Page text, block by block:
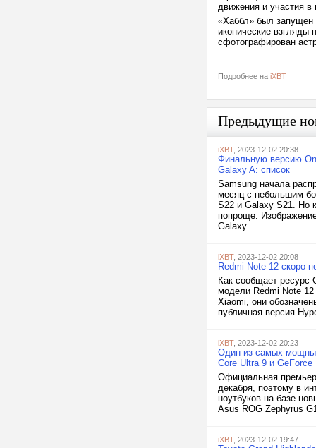
движения и участия в
«Хаббл» был запущен
иконические
сфотографирован
Подробнее на iXBT
Предыдущие
iXBT, 2023-12-02 20:38
Финальную версию
Galaxy A: список
Samsung начала
месяц с небольшим
S22 и Galaxy S21. Но
попроще.
Galaxy...
iXBT, 2023-12-02 20:08
Redmi Note 12 скоро
Как сообщает ресурс
модели Redmi Note
Xiaomi, они
публичная версия
iXBT, 2023-12-02 20:23
Один из самых
Core Ultra 9 и
Официальная
декабря, поэтому в
ноутбуков на базе
Asus ROG Zephyrus
iXBT, 2023-12-02 19:47